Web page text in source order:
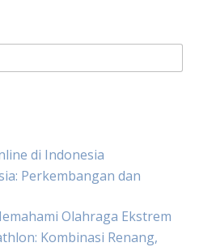
di Indonesia
Perkembangan dan
Olahraga Ekstrem
Kombinasi Renang,